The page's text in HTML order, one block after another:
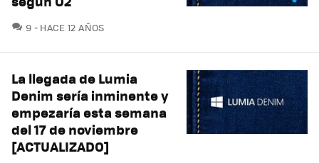
9 COMENTARIOS
HACE 12 AÑOS
La llegada de Lumia
Denim sería inminente y
empezaría esta semana
del 17 de noviembre
[ACTUALIZADO]